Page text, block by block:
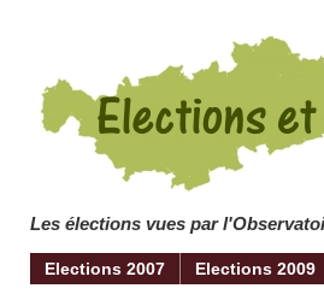
Les élections vues par
Elections 2007 Elections 2009